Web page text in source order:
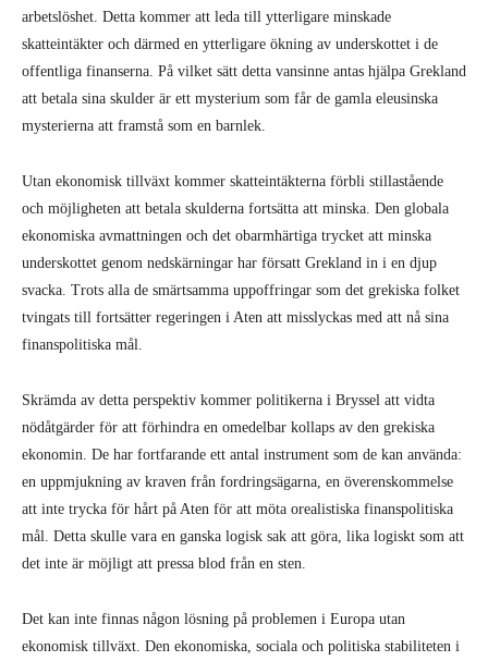
arbetslöshet. Detta kommer att leda till ytterligare minskade
skatteintäkter och därmed en ytterligare ökning av underskottet i de
offentliga finanserna. På vilket sätt detta vansinne antas hjälpa Grekland
att betala sina skulder är ett mysterium som får de gamla eleusinska
mysterierna att framstå som en barnlek.
Utan ekonomisk tillväxt kommer skatteintäkterna förbli stillastående
och möjligheten att betala skulderna fortsätta att minska. Den globala
ekonomiska avmattningen och det obarmhärtiga trycket att minska
underskottet genom nedskärningar har försatt Grekland in i en djup
svacka. Trots alla de smärtsamma uppoffringar som det grekiska folket
tvingats till fortsätter regeringen i Aten att misslyckas med att nå sina
finanspolitiska mål.
Skrämda av detta perspektiv kommer politikerna i Bryssel att vidta
nödåtgärder för att förhindra en omedelbar kollaps av den grekiska
ekonomin. De har fortfarande ett antal instrument som de kan använda:
en uppmjukning av kraven från fordringsägarna, en överenskommelse
att inte trycka för hårt på Aten för att möta orealistiska finanspolitiska
mål. Detta skulle vara en ganska logisk sak att göra, lika logiskt som att
det inte är möjligt att pressa blod från en sten.
Det kan inte finnas någon lösning på problemen i Europa utan
ekonomisk tillväxt. Den ekonomiska, sociala och politiska stabiliteten i